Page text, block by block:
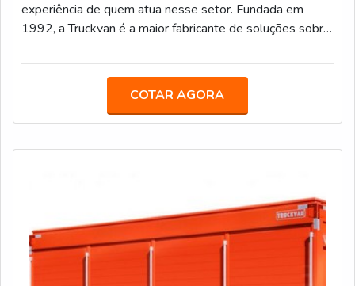
experiência de quem atua nesse setor. Fundada em
1992, a Truckvan é a maior fabricante de soluções sobre
e uma sede de 60 mil m² localizada na Rodovia
(SP).MAIS INFORMAÇÕES SOBRE O PRODUTOA
empresa começou a atender o segmento em 2006
COTAR AGORA